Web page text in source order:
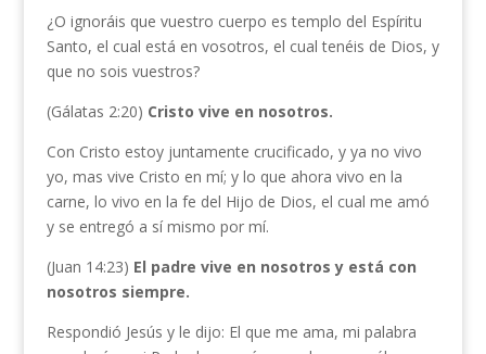
¿O ignoráis que vuestro cuerpo es templo del Espíritu
Santo, el cual está en vosotros, el cual tenéis de Dios, y
que no sois vuestros?
(Gálatas 2:20) Cristo vive en nosotros.
Con Cristo estoy juntamente crucificado, y ya no vivo
yo, mas vive Cristo en mí; y lo que ahora vivo en la
carne, lo vivo en la fe del Hijo de Dios, el cual me amó
y se entregó a sí mismo por mí.
(Juan 14:23) El padre vive en nosotros y está con
nosotros siempre.
Respondió Jesús y le dijo: El que me ama, mi palabra